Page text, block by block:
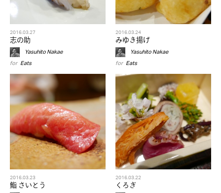
2016.03.27
志の助
Yasuhito Nakae
for Eats
2016.03.24
みゆき揚げ
Yasuhito Nakae
for Eats
2016.03.23
鮨 さいとう
2016.03.22
くろぎ